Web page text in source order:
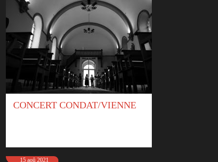
CONCERT CONDAT/VIENNE
15 aoû 2021